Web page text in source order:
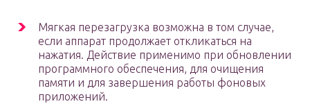
Мягкая перезагрузка возможна в том случае,
если аппарат продолжает откликаться на
нажатия. Действие применимо при обновлении
программного обеспечения, для очищения
памяти и для завершения работы фоновых
приложений.